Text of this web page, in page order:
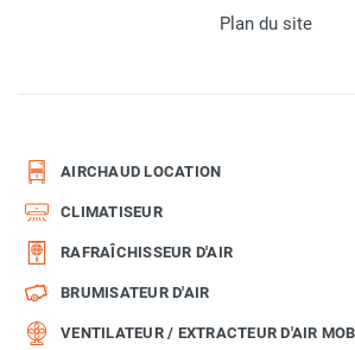
Plan du site
AIRCHAUD LOCATION
CLIMATISEUR
RAFRAÎCHISSEUR D'AIR
BRUMISATEUR D'AIR
VENTILATEUR / EXTRACTEUR D'AIR